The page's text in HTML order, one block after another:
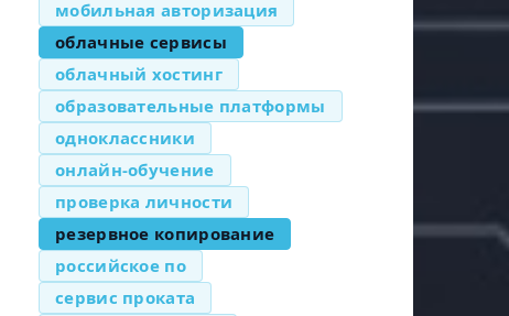
мобильная авторизация
облачные сервисы
облачный хостинг
образовательные платформы
одноклассники
онлайн-обучение
проверка личности
резервное копирование
российское по
сервис проката